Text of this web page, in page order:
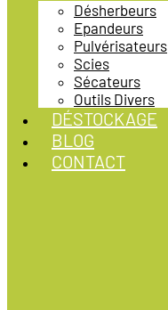
Désherbeurs
Epandeurs
Pulvérisateurs
Scies
Sécateurs
Outils Divers
DÉSTOCKAGE
BLOG
CONTACT